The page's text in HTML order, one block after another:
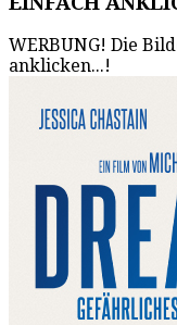
WERBUNG! Die
anklicken...!